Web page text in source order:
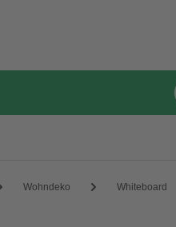
Wohndeko Whiteboard